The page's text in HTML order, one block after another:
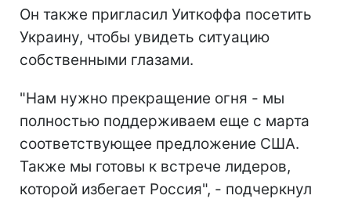
Он также пригласил Уиткоффа посетить
Украину, чтобы увидеть ситуацию
собственными глазами.
"Нам нужно прекращение огня - мы
полностью поддерживаем еще с марта
соответствующее предложение США.
Также мы готовы к встрече лидеров,
которой избегает Россия", - подчеркнул